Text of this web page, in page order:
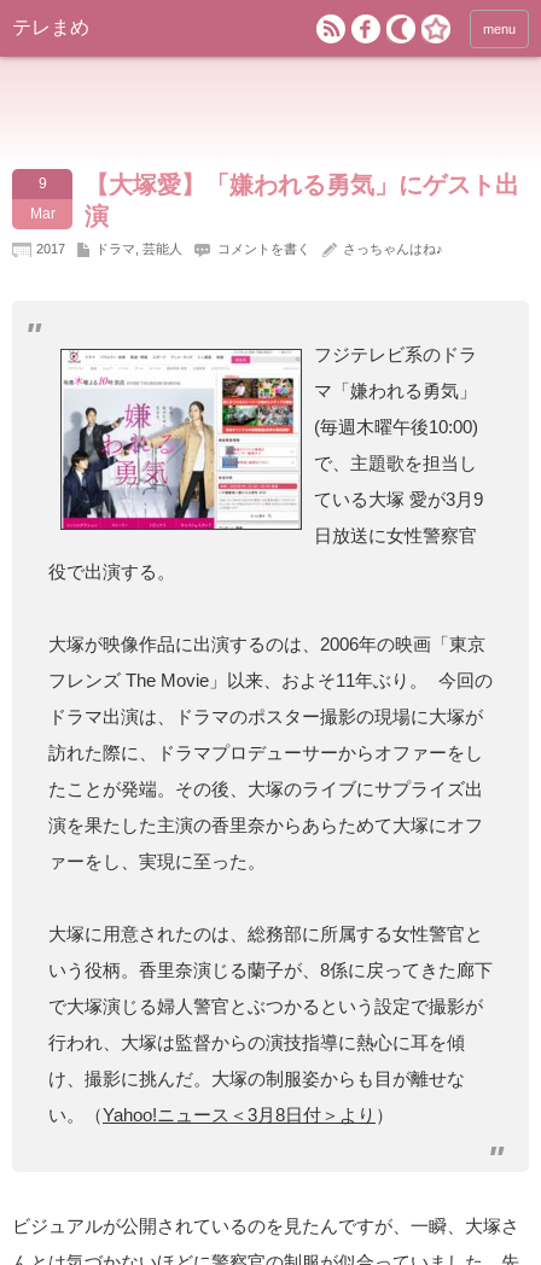
テレまめ menu
9
Mar
【大塚愛】「嫌われる勇気」にゲスト出
演
2017 ドラマ 芸能人 コメントを書く さっちゃんはね♪
フジテレビ系のドラ
マ「嫌われる勇気」
(毎週木曜午後10:00)
で、主題歌を担当し
ている大塚 愛が3月9
日放送に女性警察官
役で出演する。
大塚が映像作品に出演するのは、2006年の映画「東京
フレンズ The Movie」以来、およそ11年ぶり。 今回の
ドラマ出演は、ドラマのポスター撮影の現場に大塚が
訪れた際に、ドラマプロデューサーからオファーをし
たことが発端。その後、大塚のライブにサプライズ出
演を果たした主演の香里奈からあらためて大塚にオフ
ァーをし、実現に至った。
大塚に用意されたのは、総務部に所属する女性警官と
いう役柄。香里奈演じる蘭子が、8係に戻ってきた廊下
で大塚演じる婦人警官とぶつかるという設定で撮影が
行われ、大塚は監督からの演技指導に熱心に耳を傾
け、撮影に挑んだ。大塚の制服姿からも目が離せな
い。（Yahoo!ニュース＜3月8日付＞より ）
ビジュアルが公開されているのを見たんですが、一瞬、大塚さ